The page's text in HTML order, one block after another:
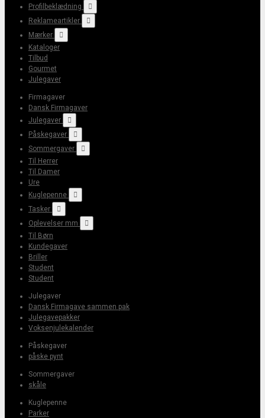
Profilbeklædning

Reklameartikler

Mærker

Kataloger
Tilbud
Gourmet
Julegaver
Firmagaver
Dansk Firmagaver
Julegaver

Påskegaver

Sommergaver

Til Herrer
Til Damer
Ure
Kuglepenne

Tasker

Oplevelser mm

Til Børn
Kundegaver
Briller
Student
Student
Julegaver
Dansk Firmagave sammen pak
Julegavepakker
Voksenjulekalender
Påskegaver
påske pynt
Sommergaver
skåle
Kuglepenne
Parker